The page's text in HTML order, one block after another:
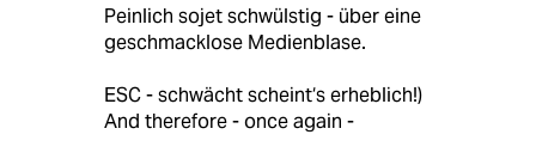
Peinlich sojet schwülstig - über eine
geschmacklose Medienblase.
ESC - schwächt scheint‘s erheblich!)
And therefore - once again -